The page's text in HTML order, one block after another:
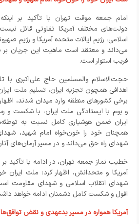
امام جمعه موقت تهران با تأکید بر
دولت‌های مختلف آمریکا تفاوتی قائل
اسلامی، رژیم ایالات متحده آمریکا و رژیم
می‌داند و معتقد است ماهیت این جریان بر
فریب استوار است.
حجت‌الاسلام والمسلمین حاج علی‌اکبری با
اهدافی همچون تجزیه ایران، تسلیم ملت
برخی کشورهای منطقه وارد میدان شدند،
و بوم با ایستادگی ملت ایران، با شکست و
ایران ضمن هوشیاری کامل نسبت به
همچنان خود را خون‌خواه امام شهید،
شهدای راه حق می‌داند و در مسیر آرمان‌های
خطیب نماز جمعه تهران، در ادامه با تأکید
آمریکا و متحدانش، اظهار کرد: ملت ایران
شهدای انقلاب اسلامی و شهدای مقاومت
افول و شکست کامل دشمنان ادامه خواهد
آمریکا همواره در مسیر بدعهدی و نقض